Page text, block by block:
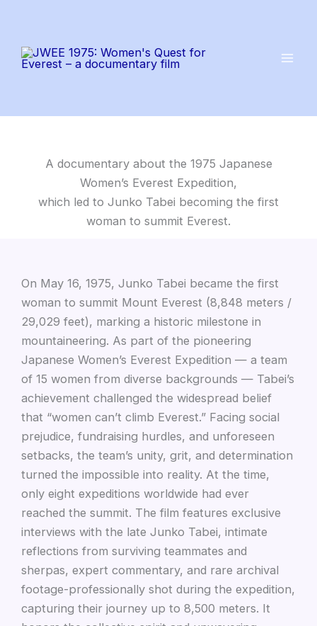
content
A documentary about the 1975 Japanese
Women’s Everest Expedition,
which led to Junko Tabei becoming the first
woman to summit Everest.
On May 16, 1975, Junko Tabei became the first
woman to summit Mount Everest (8,848 meters /
29,029 feet), marking a historic milestone in
mountaineering. As part of the pioneering
Japanese Women’s Everest Expedition — a team
of 15 women from diverse backgrounds — Tabei’s
achievement challenged the widespread belief
that “women can’t climb Everest.” Facing social
prejudice, fundraising hurdles, and unforeseen
setbacks, the team’s unity, grit, and determination
turned the impossible into reality. At the time,
only eight expeditions worldwide had ever
reached the summit. The film features exclusive
interviews with the late Junko Tabei, intimate
reflections from surviving teammates and
sherpas, expert commentary, and rare archival
footage-professionally shot during the expedition,
capturing their journey up to 8,500 meters. It